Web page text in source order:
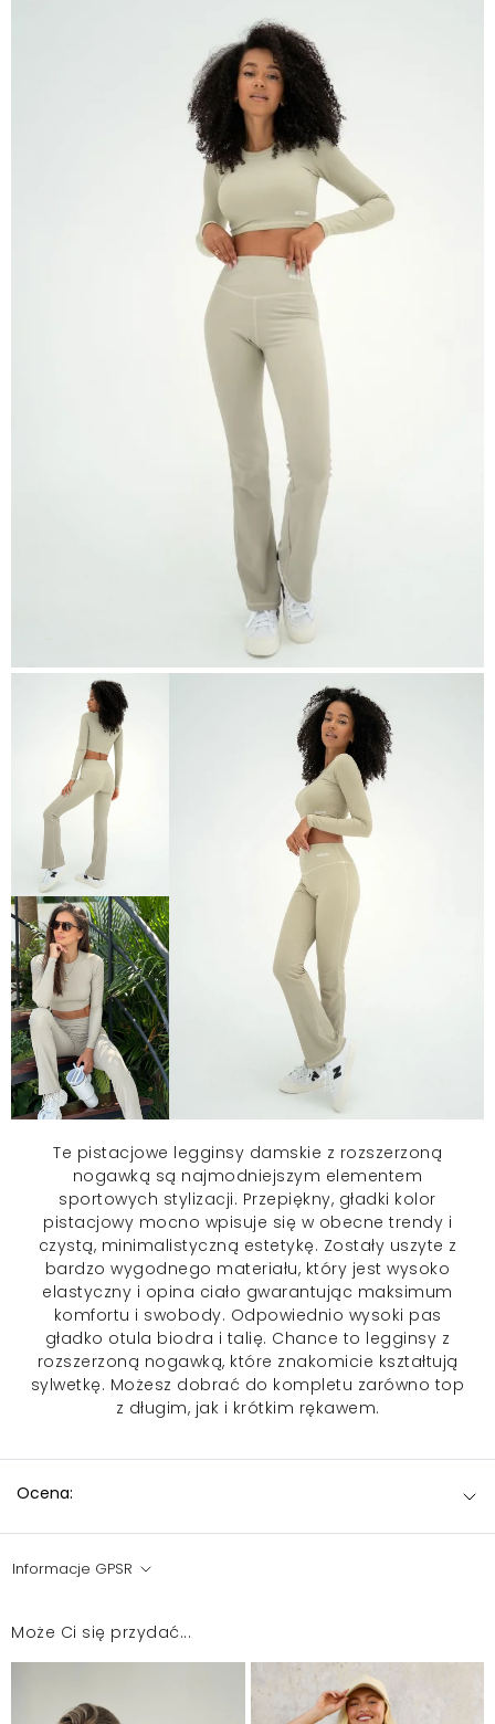
Te pistacjowe legginsy damskie z rozszerzoną
nogawką są najmodniejszym elementem
sportowych stylizacji. Przepiękny, gładki kolor
pistacjowy mocno wpisuje się w obecne trendy i
czystą, minimalistyczną estetykę. Zostały uszyte z
bardzo wygodnego materiału, który jest wysoko
elastyczny i opina ciało gwarantując maksimum
komfortu i swobody. Odpowiednio wysoki pas
gładko otula biodra i talię. Chance to legginsy z
rozszerzoną nogawką, które znakomicie kształtują
sylwetkę. Możesz dobrać do kompletu zarówno top
z długim, jak i krótkim rękawem.
Ocena:
Informacje GPSR
Może Ci się przydać...